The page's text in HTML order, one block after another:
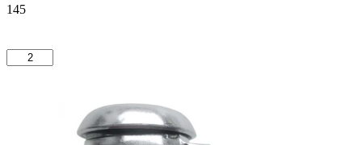
145